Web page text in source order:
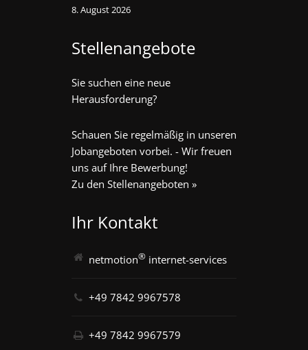
8. August 2026
Stellenangebote
Sie suchen eine neue
Herausforderung?
Schauen Sie regelmäßig in unseren
Jobangeboten vorbei. - Wir freuen
uns auf Ihre Bewerbung!
Zu den Stellenangeboten »
Ihr Kontakt
netmotion® internet-services
+49 7842 9967578
+49 7842 9967579